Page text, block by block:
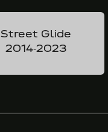
Street Glide
2014-2023